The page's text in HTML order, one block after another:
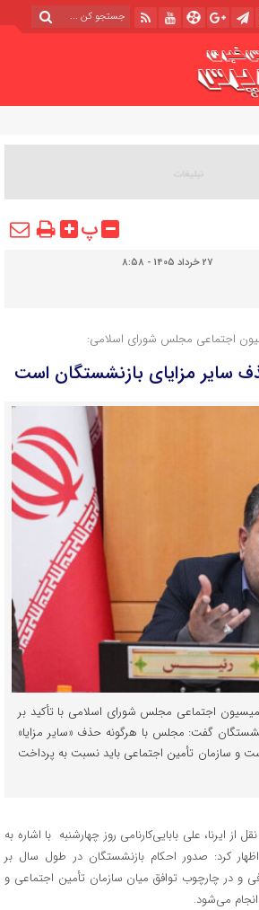
پ
27 خرداد 1405 - 8:58
اجتماعی مجلس شورای اسلامی:
مزایای بازنشستگان است
اجتماعی مجلس شورای اسلامی با تأکید بر
گفت: مجلس با هرگونه حذف «سایر مزایا»
و سازمان تأمین اجتماعی باید نسبت به پرداخت
ایرنا، علی بابایی‌کارنامی روز چهارشنبه با اشاره به
کرد: صدور احکام بازنشستگان در طول سال بر
و در چارچوب توافق میان سازمان تأمین اجتماعی و
می‌شود.